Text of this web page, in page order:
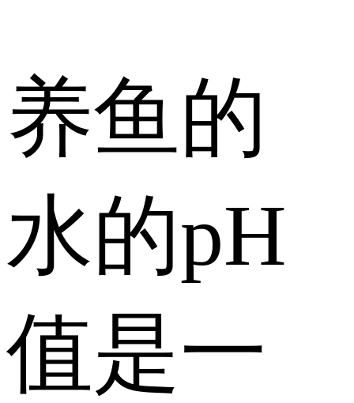
养鱼的
水的pH
值是一